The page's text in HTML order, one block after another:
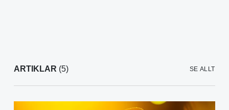
ARTIKLAR (5) SE ALLT